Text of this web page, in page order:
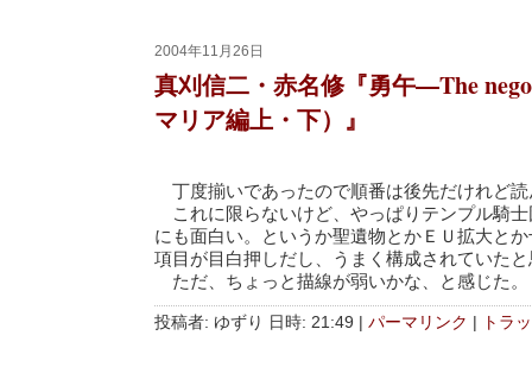
2004年11月26日
真刈信二・赤名修『勇午―The
マリア編上・下）』
丁度揃いであったので順番は後先だけれど読
これに限らないけど、やっぱりテンプル騎
にも面白い。というか聖遺物とかＥＵ拡大と
項目が目白押しだし、うまく構成されていた
ただ、ちょっと描線が弱いかな、と感じた。
投稿者: ゆずり 日時: 21:49 パーマリンク トラ